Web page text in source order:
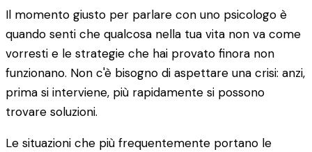
Il momento giusto per parlare con uno psicologo è
quando senti che qualcosa nella tua vita non va come
vorresti e le strategie che hai provato finora non
funzionano. Non c'è bisogno di aspettare una crisi: anzi,
prima si interviene, più rapidamente si possono
trovare soluzioni.
Le situazioni che più frequentemente portano le